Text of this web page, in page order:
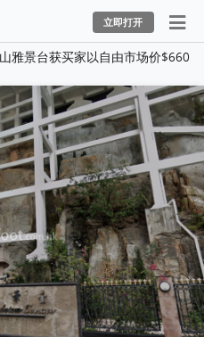
立即打开
雅景台获买家以自由市场价$660